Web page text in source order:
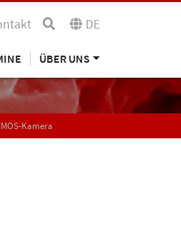
DE
ÜBER UNS
Kamera